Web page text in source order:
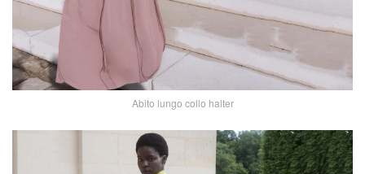
Abito lungo collo halter